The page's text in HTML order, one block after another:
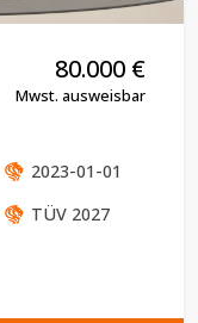
80.000 €
Mwst. ausweisbar
2023-01-01
TÜV 2027